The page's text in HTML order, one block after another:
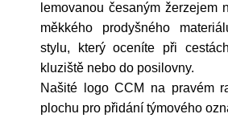
lemovanou česaným žerzejem
měkkého prodyšného
stylu, který oceníte při
kluziště nebo do posilovny.
Našité logo CCM na pravém
plochu pro přidání týmového